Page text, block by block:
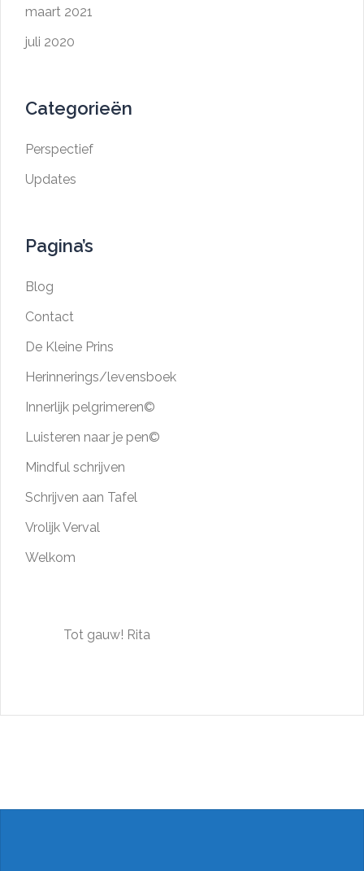
maart 2021
juli 2020
Categorieën
Perspectief
Updates
Pagina’s
Blog
Contact
De Kleine Prins
Herinnerings/levensboek
Innerlijk pelgrimeren©
Luisteren naar je pen©
Mindful schrijven
Schrijven aan Tafel
Vrolijk Verval
Welkom
Tot gauw! Rita